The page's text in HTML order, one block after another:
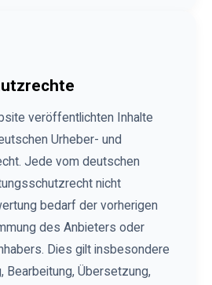
veröffentlichten Inhalte
Urheber- und
Jede vom deutschen
nicht
bedarf der vorherigen
des Anbieters oder
Dies gilt insbesondere
Bearbeitung, Übersetzung,